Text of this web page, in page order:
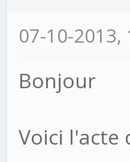
07-10-2013,
Bonjour
Voici l'acte